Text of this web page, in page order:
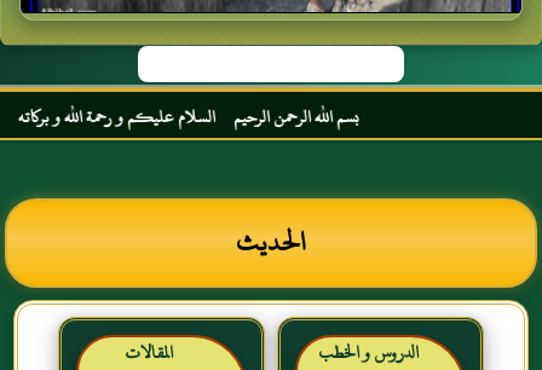
بسم الله الرحمن الرحيم السلام عليكم و رحمة الله و بركاته
الحديث
الدروس و الخطب المقالات